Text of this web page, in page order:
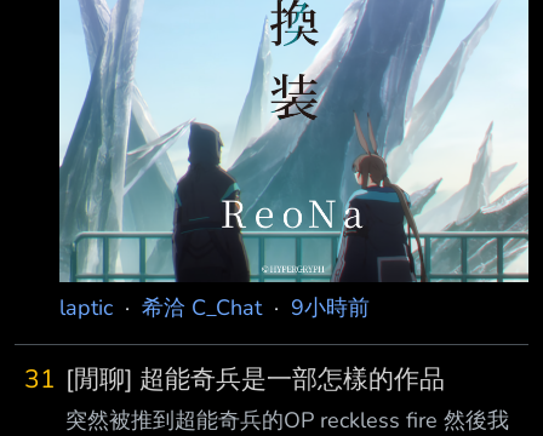
日會 https
laptic · 希洽 C_Chat· 9小時前
31 [閒聊] 超能奇兵是一部怎樣的作品
突然被推到超能奇兵的OP reckless fire 然後我